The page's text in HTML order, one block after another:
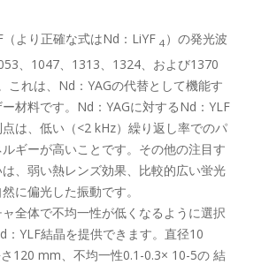
（より正確な式はNd：LiYF 4）の発光波
、1047、1313、1324、および1370
これは、Nd：YAGの代替として機能す
ー材料です。Nd：YAGに対するNd：YLF
は、低い（<2 kHz）繰り返し率でのパ
ギーが高いことです。その他の注目す
、弱い熱レンズ効果、比較的広い蛍光
に偏光した振動です。
全体で不均一性が低くなるように選択
：YLF結晶を提供できます。直径10
120 mm、不均一性0.1-0.3× 10-5の 結